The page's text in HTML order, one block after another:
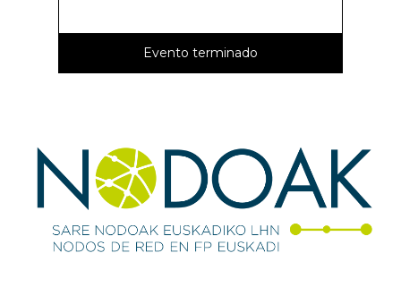
Evento terminado